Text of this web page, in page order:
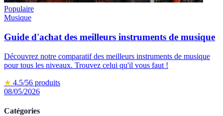
Populaire
Musique
Guide d'achat des meilleurs instruments de musique
Découvrez notre comparatif des meilleurs instruments de musique
pour tous les niveaux. Trouvez celui qu'il vous faut !
★ 4.5/56 produits
08/05/2026
Catégories